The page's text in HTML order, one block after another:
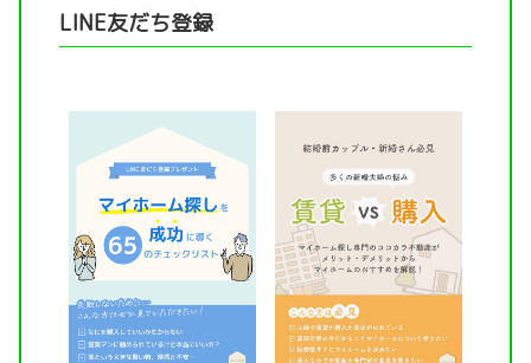
LINE友だち登録